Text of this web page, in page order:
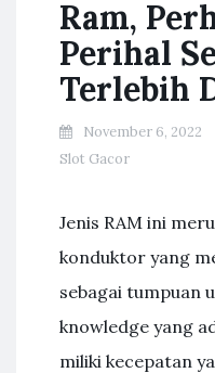
Ram,
Perihal
Terlebih
November 6, 2022
Slot Gacor
Jenis RAM ini
konduktor yang
sebagai tumpuan
knowledge yang
miliki kecepatan